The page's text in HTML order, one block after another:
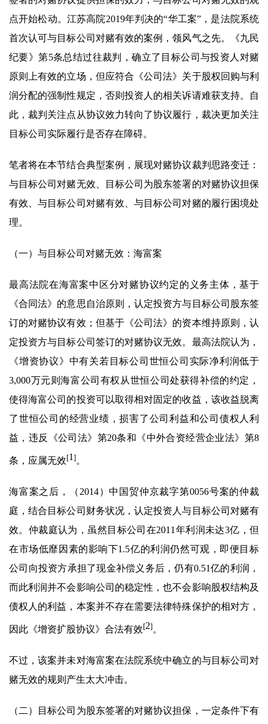
点开始松动。江苏高院2019年判决的“华工案”，是法院系统
首次认可与目标公司对赌有效的案例，领风气之先。《九民
纪要》第5条总结过往裁判，确立了目标公司与投资人对赌
原则上有效的立场，但应符合《公司法》关于股权回购与利
润分配的强制性规定，否则投资人的相关诉请难获支持。自
此，裁判关注点从协议效力转向了协议履行，裁决更加关注
目标公司实际履行是否存在障碍。
笔者将在本节结合典型案例，展现对赌协议裁判思路变迁：
与目标公司对赌无效、目标公司为股东签署的对赌协议担保
有效、与目标公司对赌有效、与目标公司对赌的履行困境处
理。
（一）与目标公司对赌无效：海富案
最高法院在海富案中区分对赌协议约定的义务主体，基于
《合同法》的意思自治原则，认定投资方与目标公司股东签
订的对赌协议有效；但基于《公司法》的资本维持原则，认
定投资方与目标公司签订的对赌协议无效。最高法院认为，
《增资协议》中有关若目标公司世恒公司实际净利润低于
3,000万元则海富公司有权从世恒公司处获得补偿的约定，
使得海富公司的投资可以取得相对固定的收益，该收益脱离
了世恒公司的经营业绩，损害了公司利益和公司债权人利
益，违反《公司法》第20条和《中外合资经营企业法》第8
条，应属无效[1 ]。
海富案之后，（2014）中国贸仲京裁字第0056号案的仲裁
庭，结合目标公司财务状况，认定投资人与目标公司对赌有
效。仲裁庭认为，虽然目标公司在2011年利润未达3亿，但
在市场低靡因素的影响下1.5亿的利润仍然可观，即便目标
公司向投资方承担了现金补偿义务后，仍有0.51亿的利润，
而此利润并不会影响公司的稳定性，也不会影响股权结构及
债权人的利益，本案并不存在需要法律特殊保护的相对方，
因此《增资扩股协议》合法有效[2]。
不过，该案并未对海富案在法院系统中确立的与目标公司对
赌无效的规则产生太大冲击。
（二）目标公司为股东签署的对赌协议担保，一定条件下有